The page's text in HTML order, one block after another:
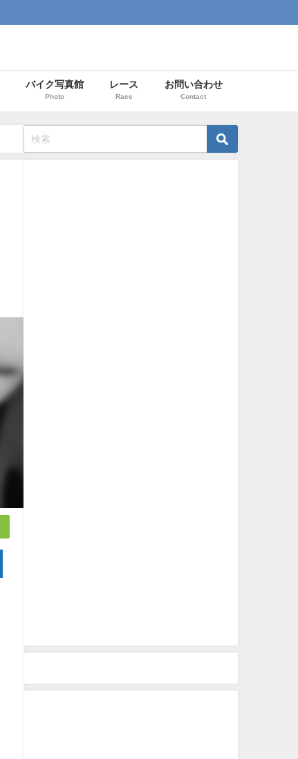
バイク写真館
Photo
レース
Race
お問い合わせ
Contact